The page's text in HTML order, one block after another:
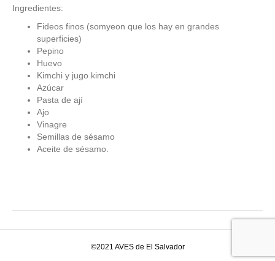
Ingredientes:
Fideos finos (somyeon que los hay en grandes
superficies)
Pepino
Huevo
Kimchi y jugo kimchi
Azúcar
Pasta de ají
Ajo
Vinagre
Semillas de sésamo
Aceite de sésamo.
©2021 AVES de El Salvador